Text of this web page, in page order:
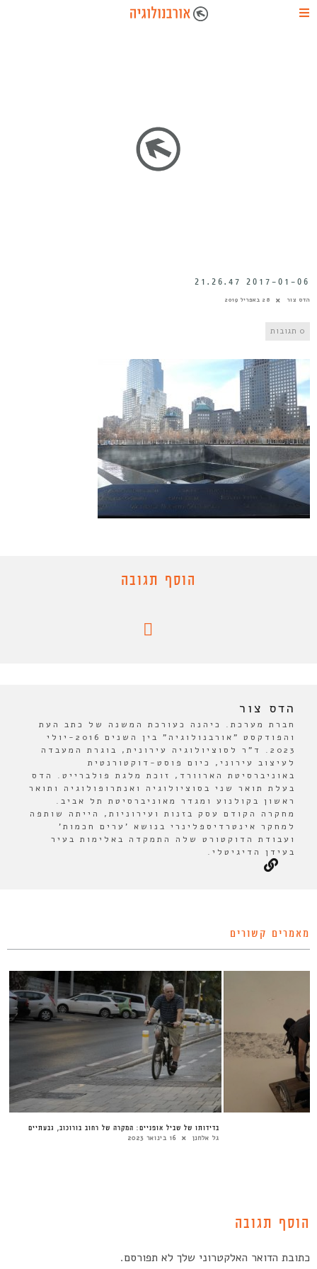
2017-01-06 21.26.47
הדס צור 28 באפריל 2019
0 תגובות
הוסף תגובה
הדס צור
חברת מערכת. כיהנה כעורכת המשנה של כתב העת
והפודקסט "אורבנולוגיה" בין השנים 2016-יולי
2023. ד"ר לסוציולוגיה עירונית, בוגרת המעבדה
לעיצוב עירוני, כיום פוסט-דוקטורנטית
באוניברסיטת הארוורד, זוכת מלגת פולברייט. הדס
בעלת תואר שני בסוציולוגיה ואנתרופולוגיה ותואר
ראשון בקולנוע ומגדר מאוניברסיטת תל אביב.
מחקרה הקודם עסק בזנות ועירוניות, הייתה שותפה
למחקר אינטרדיספלינרי בנושא 'ערים חכמות'
ועבודת הדוקטורט שלה התמקדה באלימות בעיר
בעידן הדיגיטלי.
מאמרים קשורים
בדידותו של שביל אופניים: המקרה של רחוב בורוכוב, גבעתיים
גל אלחנן 16 בינואר 2023
הוסף תגובה
כתובת הדואר האלקטרוני שלך לא תפורסם.